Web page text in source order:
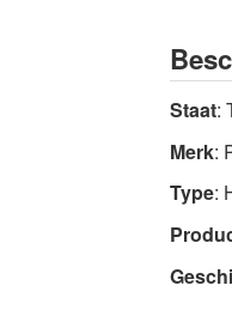
Staat:
Merk:
Type: